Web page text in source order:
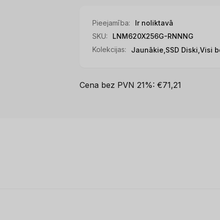
Pieejamība:
Ir noliktavā
SKU:
LNM620X256G-RNNNG
Kolekcijas:
Jaunākie, SSD Diski, Visi
Cena bez PVN 21%: €71,21